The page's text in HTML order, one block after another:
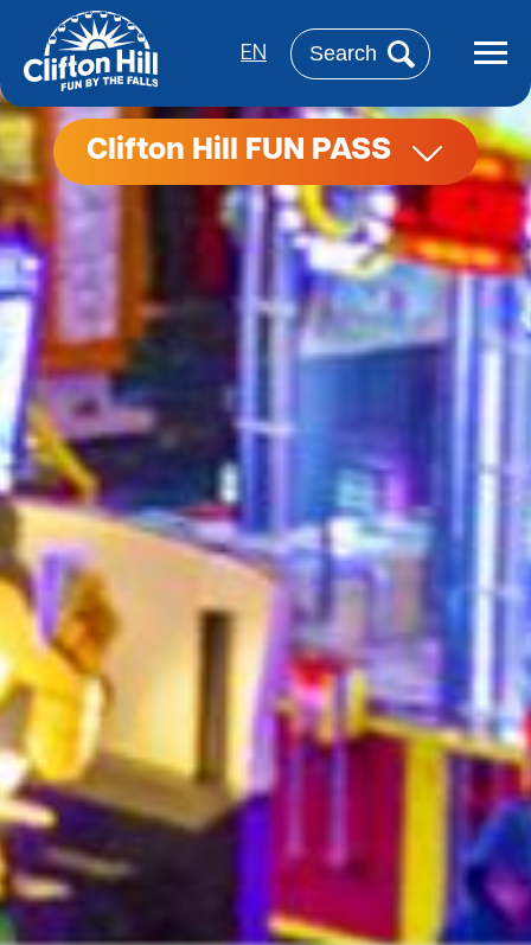
contenu
principal
EN
Rechercher
Clifton Hill FUN PASS